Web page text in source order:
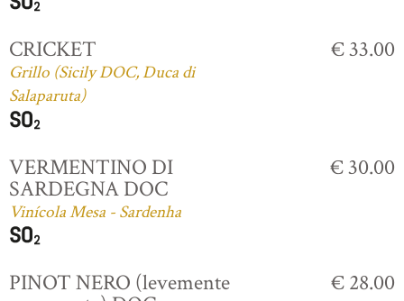
CRICKET
Grillo (Sicily DOC, Duca di
Salaparuta)
€ 33.00
VERMENTINO DI
SARDEGNA DOC
Vinícola Mesa - Sardenha
€ 30.00
PINOT NERO (levemente € 28.00